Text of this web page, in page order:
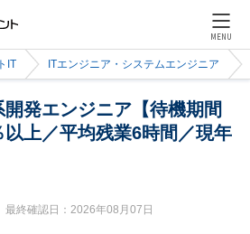
MENU
IT ITエンジニア・システムエンジニア
発エンジニア【待機期間
上／平均残業6時間／現年
終確認日：2026年08月07日